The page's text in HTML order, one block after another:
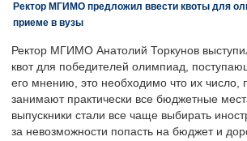
Ректор МГИМО предложил ввести квоты для
приеме в вузы
Ректор МГИМО Анатолий Торкунов
квот для победителей олимпиад,
его мнению, это необходимо что их число,
занимают практически все бюджетные
выпускники стали все чаще выбирать
за невозможности попасть на бюджет и